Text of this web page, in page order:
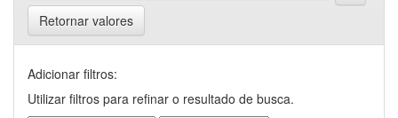
Retornar valores
Adicionar filtros:
Utilizar filtros para refinar o resultado de busca.